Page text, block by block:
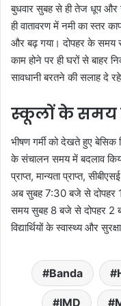
बुधवार सुबह से ही तेज धूप और
ही वातावरण में नमी का स्तर
और बढ़ गया। दोपहर के समय
काम होने पर ही घरों से बाहर
सावधानी बरतने की सलाह दे
स्कूलों के समय
भीषण गर्मी को देखते हुए बेसिक
के संचालन समय में बदलाव
प्राप्त, मान्यता प्राप्त,
अब सुबह 7:30 बजे से दोपहर
समय सुबह 8 बजे से दोपहर 2
विद्यार्थियों के स्वास्थ्य और
Banda
IMD